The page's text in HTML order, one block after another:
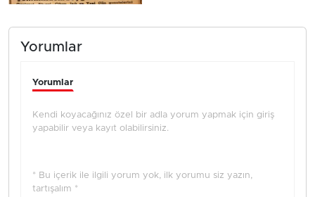
Yorumlar
Yorumlar
Kendi koyacağınız özel bir adla yorum yapmak için giriş
yapabilir veya kayıt olabilirsiniz.
* Bu içerik ile ilgili yorum yok, ilk yorumu siz yazın,
tartışalım *